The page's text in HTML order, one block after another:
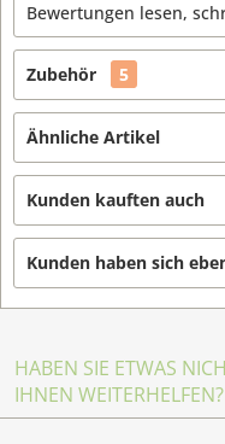
Bewertungen lesen,
Zubehör 5
Ähnliche Artikel
Kunden kauften auch
Kunden haben sich
HABEN SIE ETWAS
IHNEN WEITERHELFEN?